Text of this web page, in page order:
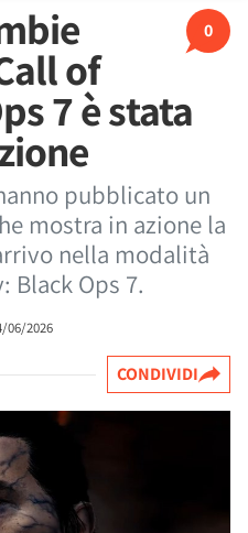
0
of
7 è stata
pubblicato un
mostra in azione la
nella modalità
Black Ops 7.
06/2026
CONDIVIDI